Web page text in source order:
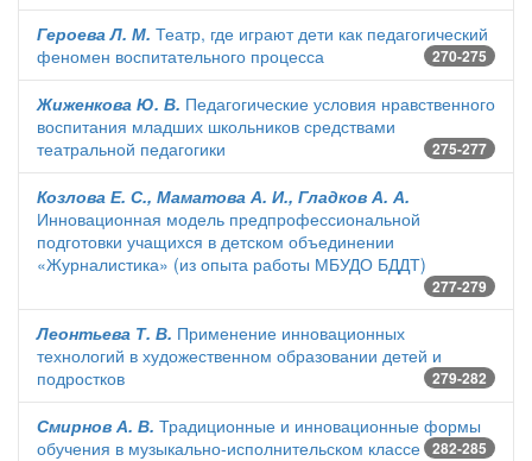
Героева Л. М. Театр, где играют дети как педагогический
феномен воспитательного процесса
270-275
Жиженкова Ю. В. Педагогические условия нравственного
воспитания младших школьников средствами
театральной педагогики
275-277
Козлова Е. С., Маматова А. И., Гладков А. А.
Инновационная модель предпрофессиональной
подготовки учащихся в детском объединении
«Журналистика» (из опыта работы МБУДО БДДТ)
277-279
Леонтьева Т. В. Применение инновационных
технологий в художественном образовании детей и
подростков
279-282
Смирнов А. В. Традиционные и инновационные формы
обучения в музыкально-исполнительском классе 282-285